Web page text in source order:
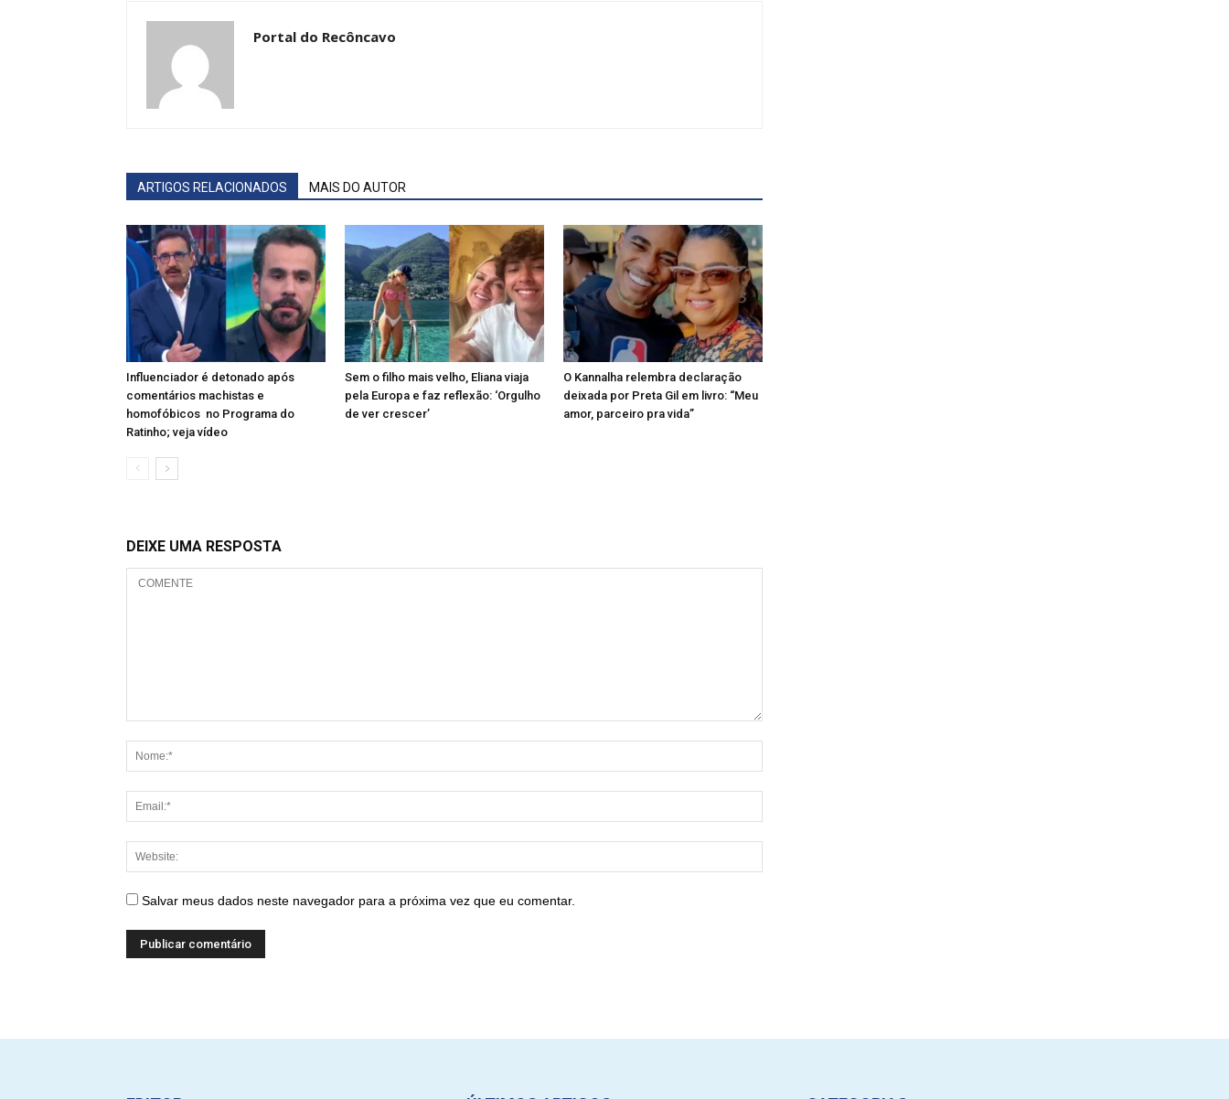
Portal do Recôncavo
ARTIGOS RELACIONADOS MAIS DO AUTOR
Influenciador é detonado após
comentários machistas e
homofóbicos no Programa do
Ratinho; veja vídeo
Sem o filho mais velho, Eliana viaja
pela Europa e faz reflexão: ‘Orgulho
de ver crescer’
O Kannalha relembra declaração
deixada por Preta Gil em livro: “Meu
amor, parceiro pra vida”
DEIXE UMA RESPOSTA
Salvar meus dados neste navegador para a próxima vez que eu comentar.